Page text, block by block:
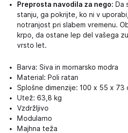
Preprosta navodila za nego: Da
stanju, ga pokrijte, ko ni v
notranjost pri slabem vremenu.
krpo, da ostane lep del vašega
vrsto let.
Barva: Siva in mornarsko modra
Material: Poli ratan
Splošne dimenzije: 100 x 55 x 73
Utež: 63,8 kg
Vzdržljivo
Modularno
Majhna teža